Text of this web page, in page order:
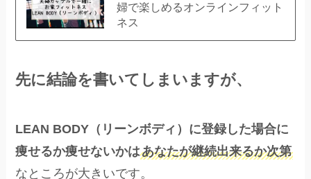
婦で楽しめるオンラインフィット
ネス
先に結論を書いてしまいますが、
LEAN BODY（リーンボディ）に登録した場合に
痩せるか痩せないかはあなたが継続出来るか次第
なところが大きいです。